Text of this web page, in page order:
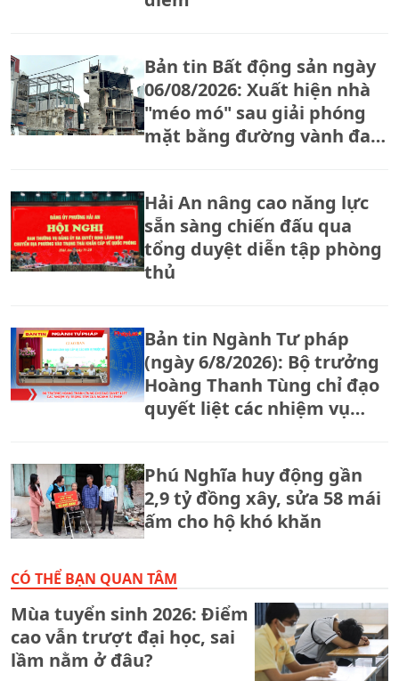
Bản tin Bất động sản ngày
06/08/2026: Xuất hiện nhà
"méo mó" sau giải phóng
mặt bằng đường vành đai
Hải An nâng cao năng lực
sẵn sàng chiến đấu qua
tổng duyệt diễn tập phòng
thủ
Bản tin Ngành Tư pháp
(ngày 6/8/2026): Bộ trưởng
Hoàng Thanh Tùng chỉ đạo
quyết liệt các nhiệm vụ
Phú Nghĩa huy động gần
2,9 tỷ đồng xây, sửa 58 mái
ấm cho hộ khó khăn
CÓ THỂ BẠN QUAN TÂM
Mùa tuyển sinh 2026: Điểm
cao vẫn trượt đại học, sai
lầm nằm ở đâu?